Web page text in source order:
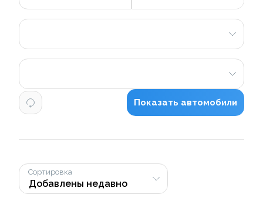
Показать автомобили
Сортировка